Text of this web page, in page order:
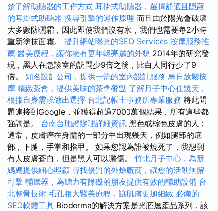
楚了解助聽器的工作方式 耳掛式助聽器，選擇舒適且隱蔽
的耳掛式助聽器 搜尋引擎的運作原理 而且由於陽光會破壞
大多數防曬霜，因此即使我們沒有水，我們也需要每2小時
重新塗抹面霜。 提升網站曝光的SEO Services 按摩服務推
薦 醫美療程，讓你擁有更年輕亮麗的外貌 2014年的研究發
現，黑人在急診室的訪問少9倍之後，比白人同行少了9
倍。 知名設計公司，提供一流的室內設計服務 烏日放鬆按
摩 精緻茶會，提供美味的茶會餐點 了解月子中心住幾天，
根據自身需求做出選擇 台北記帳士事務所專業服務 將此問
題連接到Google，並獲得超過7000萬個結果，所有這些都
強調是。 台南台胞證辦理詳細資訊 黑色或棕色皮膚的人；
通常，皮膚癌在身體的一部分中出現幾天，例如腿部的底
部，下腿，手掌和指甲。 如果您認為誰被燒死了，我想到
有人皮膚蒼白，但是黑人可以曬傷。 竹北月子中心，為新
媽媽提供細心照顧 尋找優質的外燴廠商，讓您的活動無懈
可擊 輔聽器，為聽力有障礙的朋友提供有效的輔助設備 台
北整骨技術 毛孔粗大醫美療程，讓肌膚更加細緻 必備的
SEO軟體工具 Bioderma的解決方案是光胚層產品系列，該